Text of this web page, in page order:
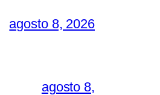
agosto 8, 2026
agosto 8,